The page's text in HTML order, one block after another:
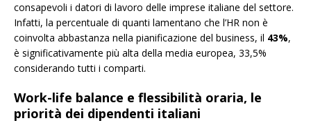
consapevoli i datori di lavoro delle imprese italiane del settore.
Infatti, la percentuale di quanti lamentano che l’HR non è
coinvolta abbastanza nella pianificazione del business, il 43%,
è significativamente più alta della media europea, 33,5%
considerando tutti i comparti.
Work-life balance e flessibilità oraria, le
priorità dei dipendenti italiani